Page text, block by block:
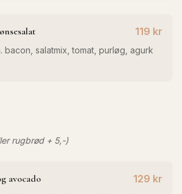
119 kr
bacon, salatmix, tomat, purløg, agurk
rugbrød + 5,-)
avocado 129 kr